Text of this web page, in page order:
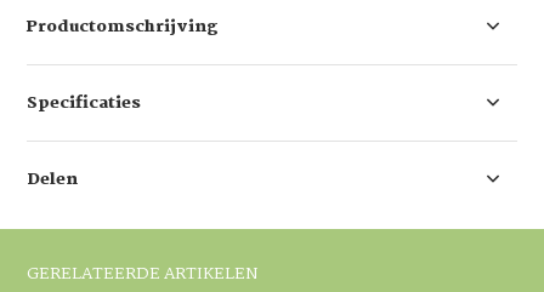
Productomschrijving
Specificaties
Delen
GERELATEERDE ARTIKELEN